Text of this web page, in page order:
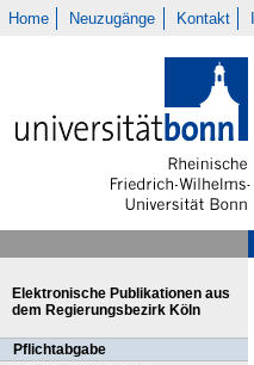
Home Neuzugänge Kontakt
Elektronische Publikationen aus
dem Regierungsbezirk Köln
Pflichtabgabe